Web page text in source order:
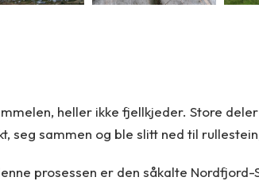
heller ikke fjellkjeder. Store
seg sammen og ble slitt ned til
prosessen er den såkalte